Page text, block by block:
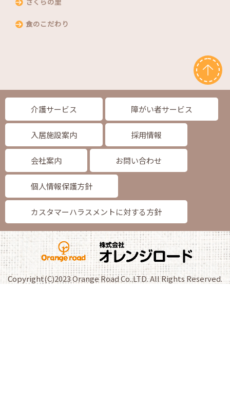
食のこだわり
介護サービス 障がい者サービス
入居施設案内 採用情報
会社案内 お問い合わせ
個人情報保護方針
カスタマーハラスメントに対する方針
Copyright(C)2023 Orange Road Co..LTD. All Rights Reserved.